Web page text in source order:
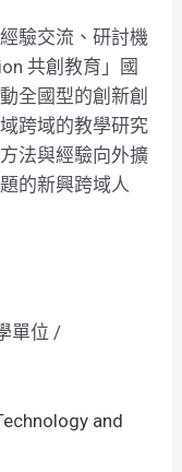
驗交流、研討機
共創教育」國
全國型的創新創
跨域的教學研究
法與經驗向外擴
的新興跨域人
單位 /
and